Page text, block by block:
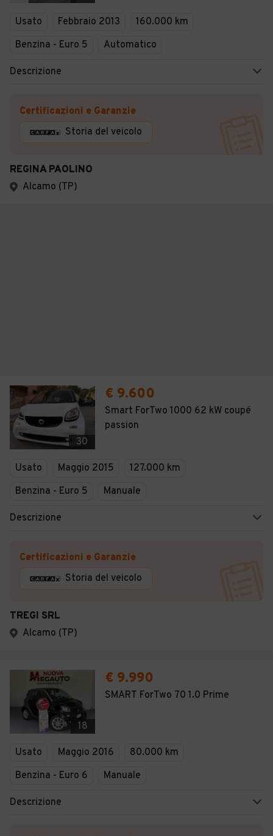
Usato Febbraio 2013
160.000 km
Benzina - Euro 5
Automatico
Descrizione
Certificazioni e Garanzie
Storia del veicolo
REGINA PAOLINO
Alcamo (TP)
30
€ 9.600
Smart ForTwo 1000 62 kW coupé
passion
Usato Maggio 2015
127.000 km
Benzina - Euro 5
Manuale
Descrizione
Certificazioni e Garanzie
Storia del veicolo
TREGI SRL
Alcamo (TP)
18
€ 9.990
SMART ForTwo 70 1.0 Prime
Usato Maggio 2016
80.000 km
Benzina - Euro 6
Manuale
Descrizione